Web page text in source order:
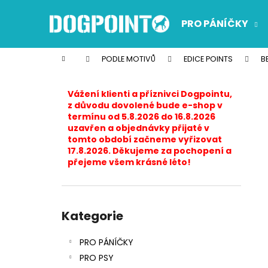
PRO PÁNÍČKY
Domů PODLE MOTIVŮ EDICE POINTS
Vážení klienti a příznivci Dogpointu,
z důvodu dovolené bude e-shop v
termínu od 5.8.2026 do 16.8.2026
uzavřen a objednávky přijaté v
tomto období začneme vyřizovat
17.8.2026. Děkujeme za pochopení a
přejeme všem krásné léto!
kategorie
Kategorie
PRO PÁNÍČKY
PRO PSY
í
Zpět
do
Zpět
do